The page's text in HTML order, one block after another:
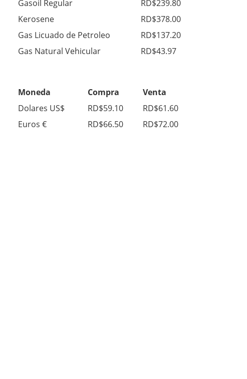
Gasoil Regular
RD$239.80
Kerosene
RD$378.00
Gas Licuado de Petroleo
RD$137.20
Gas Natural Vehicular
RD$43.97
Moneda Compra
Venta
Dolares US$
RD$59.10
RD$61.60
Euros €
RD$66.50 RD$72.00